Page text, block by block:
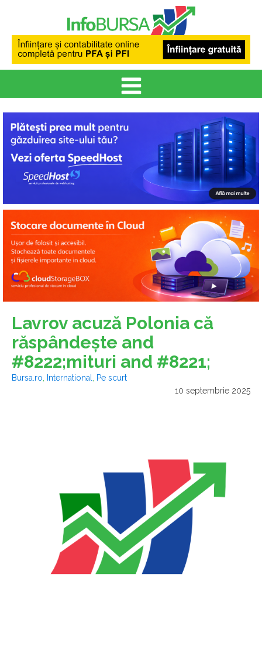
Lavrov acuză Polonia că
răspândeşte and
#8222;mituri and #8221;
Bursa.ro International
Pe scurt
10 septembrie 2025